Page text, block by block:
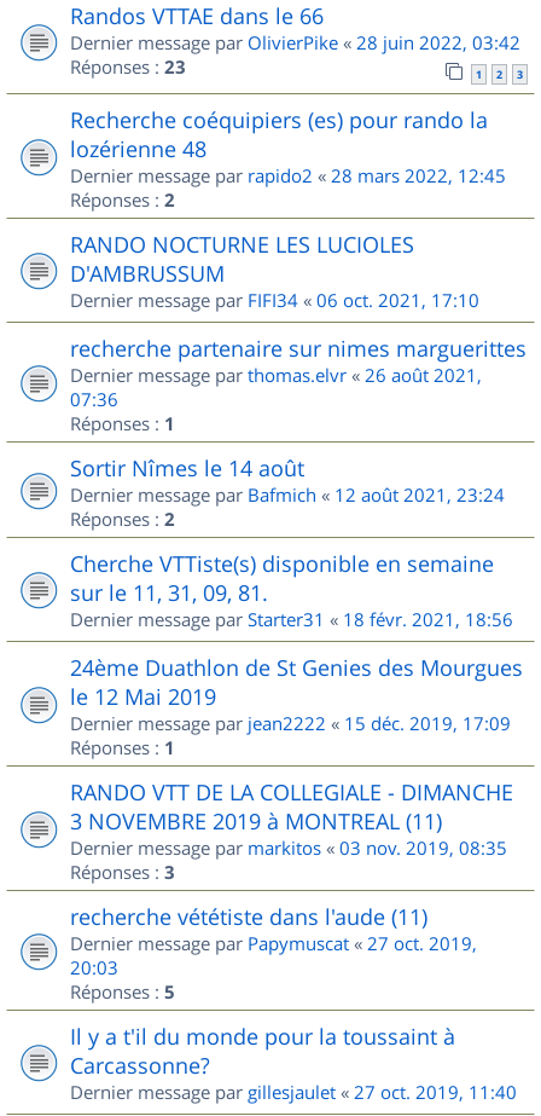
Randos VTTAE dans le 66
Dernier message par OlivierPike « 28 juin 2022, 03:42
Réponses : 23 1 2 3
Recherche coéquipiers (es) pour rando la
lozérienne 48
Dernier message par rapido2 « 28 mars 2022, 12:45
Réponses : 2
RANDO NOCTURNE LES LUCIOLES
D'AMBRUSSUM
Dernier message par FIFI34 « 06 oct. 2021, 17:10
recherche partenaire sur nimes marguerittes
Dernier message par thomas.elvr « 26 août 2021,
07:36
Réponses : 1
Sortir Nîmes le 14 août
Dernier message par Bafmich « 12 août 2021, 23:24
Réponses : 2
Cherche VTTiste(s) disponible en semaine
sur le 11, 31, 09, 81.
Dernier message par Starter31 « 18 févr. 2021, 18:56
24ème Duathlon de St Genies des Mourgues
le 12 Mai 2019
Dernier message par jean2222 « 15 déc. 2019, 17:09
Réponses : 1
RANDO VTT DE LA COLLEGIALE - DIMANCHE
3 NOVEMBRE 2019 à MONTREAL (11)
Dernier message par markitos « 03 nov. 2019, 08:35
Réponses : 3
recherche vététiste dans l'aude (11)
Dernier message par Papymuscat « 27 oct. 2019,
20:03
Réponses : 5
Il y a t'il du monde pour la toussaint à
Carcassonne?
Dernier message par gillesjaulet « 27 oct. 2019, 11:40